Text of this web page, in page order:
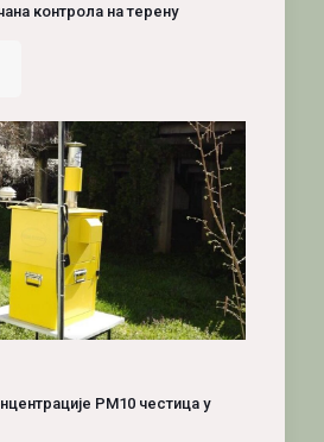
контрола на терену
PM10 честица у